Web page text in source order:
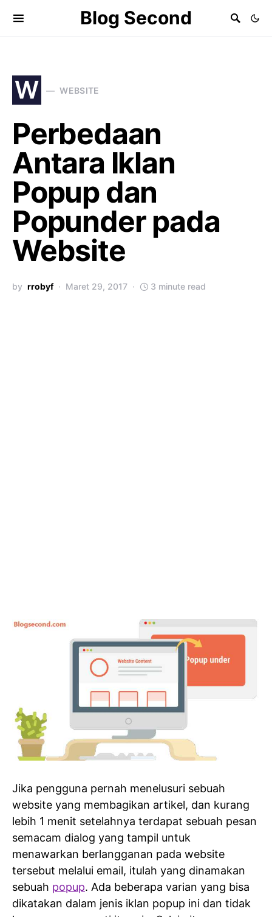
Blog Second
W WEBSITE
Perbedaan
Antara Iklan
Popup dan
Popunder pada
Website
by rrobyf Maret 29, 2017 3 minute read
Jika pengguna pernah menelusuri sebuah
website yang membagikan artikel, dan kurang
lebih 1 menit setelahnya terdapat sebuah pesan
semacam dialog yang tampil untuk
menawarkan berlangganan pada website
tersebut melalui email, itulah yang dinamakan
sebuah popup. Ada beberapa varian yang bisa
dikatakan dalam jenis iklan popup ini dan tidak